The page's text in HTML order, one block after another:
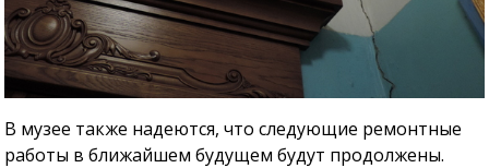
В музее также надеются, что следующие ремонтные
работы в ближайшем будущем будут продолжены.